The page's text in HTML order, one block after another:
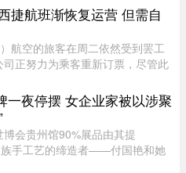
漫步者”（eldest wing
）。这已是布罗 ...
捷航班渐恢复运营 但需自
航空的旅客在周二依然受到罢工
正努力为乘客重新订票，尽管此
会达成临时协议，航班已恢复运
二发邮件表 ...
一夜停摆 女企业家被以涉聚
会贵州馆90%展品由其提
族手工艺的缔造者——付国艳和她